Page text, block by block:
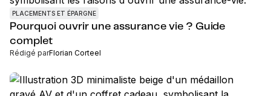
PLACEMENTS ET ÉPARGNE
Pourquoi ouvrir une assurance vie ? Guide
complet
Rédigé parFlorian Corteel